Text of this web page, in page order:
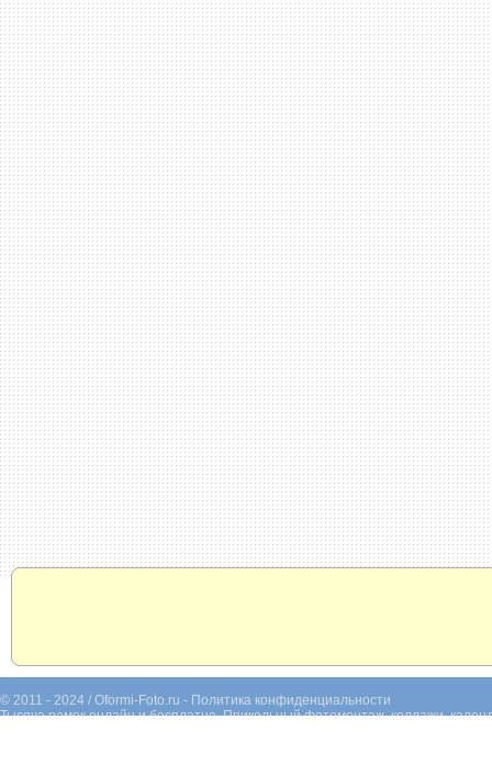
© 2011 - 2024 / Oformi-Foto.ru - Политика конфиденциальности
Тысяча рамок онлайн и бесплатно. Прикольный фотомонтаж, коллажи,